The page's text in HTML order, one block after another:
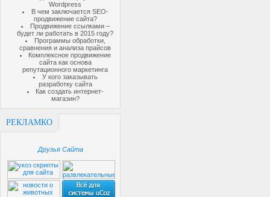
Wordpress
В чем заключается SEO-
продвижение сайта?
Продвижение ссылками –
будет ли работать в 2015 году?
Программы обработки,
сравнения и анализа прайсов
Комплексное продвижение
сайта как основа
репутационного маркетинга
У кого заказывать
разработку сайта
Как создать интернет-
магазин?
РЕКЛАМКО
Друзья Сайта